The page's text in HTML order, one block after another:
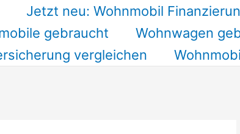
Jetzt neu: Wohnmobil
gebraucht
Wohnwagen
vergleichen